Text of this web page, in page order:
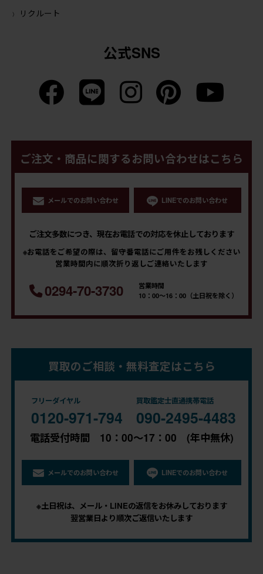
リクルート
公式SNS
ご注文・商品に関するお問い合わせはこちら
メールでのお問い合わせ LINEでのお問い合わせ
ご注文多数につき、現在お電話での対応を休止しております
※お電話をご希望の際は、留守番電話にご用件をお残しください
営業時間内に順次折り返しご連絡いたします
0294-70-3730
営業時間
10：00～16：00（土日祝を除く）
買取のご相談・無料査定はこちら
フリーダイヤル
0120-971-794
買取鑑定士直通携帯電話
090-2495-4483
電話受付時間 10：00～17：00 (年中無休)
メールでのお問い合わせ LINEでのお問い合わせ
※土日祝は、メール・LINEの返信をお休みしております
翌営業日より順次ご返信いたします